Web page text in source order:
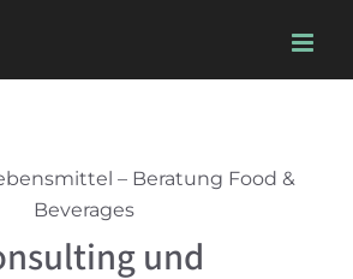
– Beratung Food &
Beverages
und